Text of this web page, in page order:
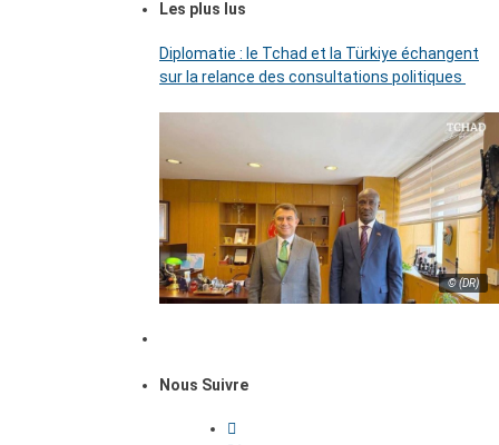
Les plus lus
Diplomatie : le Tchad et la Türkiye échangent
sur la relance des consultations politiques
© (DR)
Nous Suivre